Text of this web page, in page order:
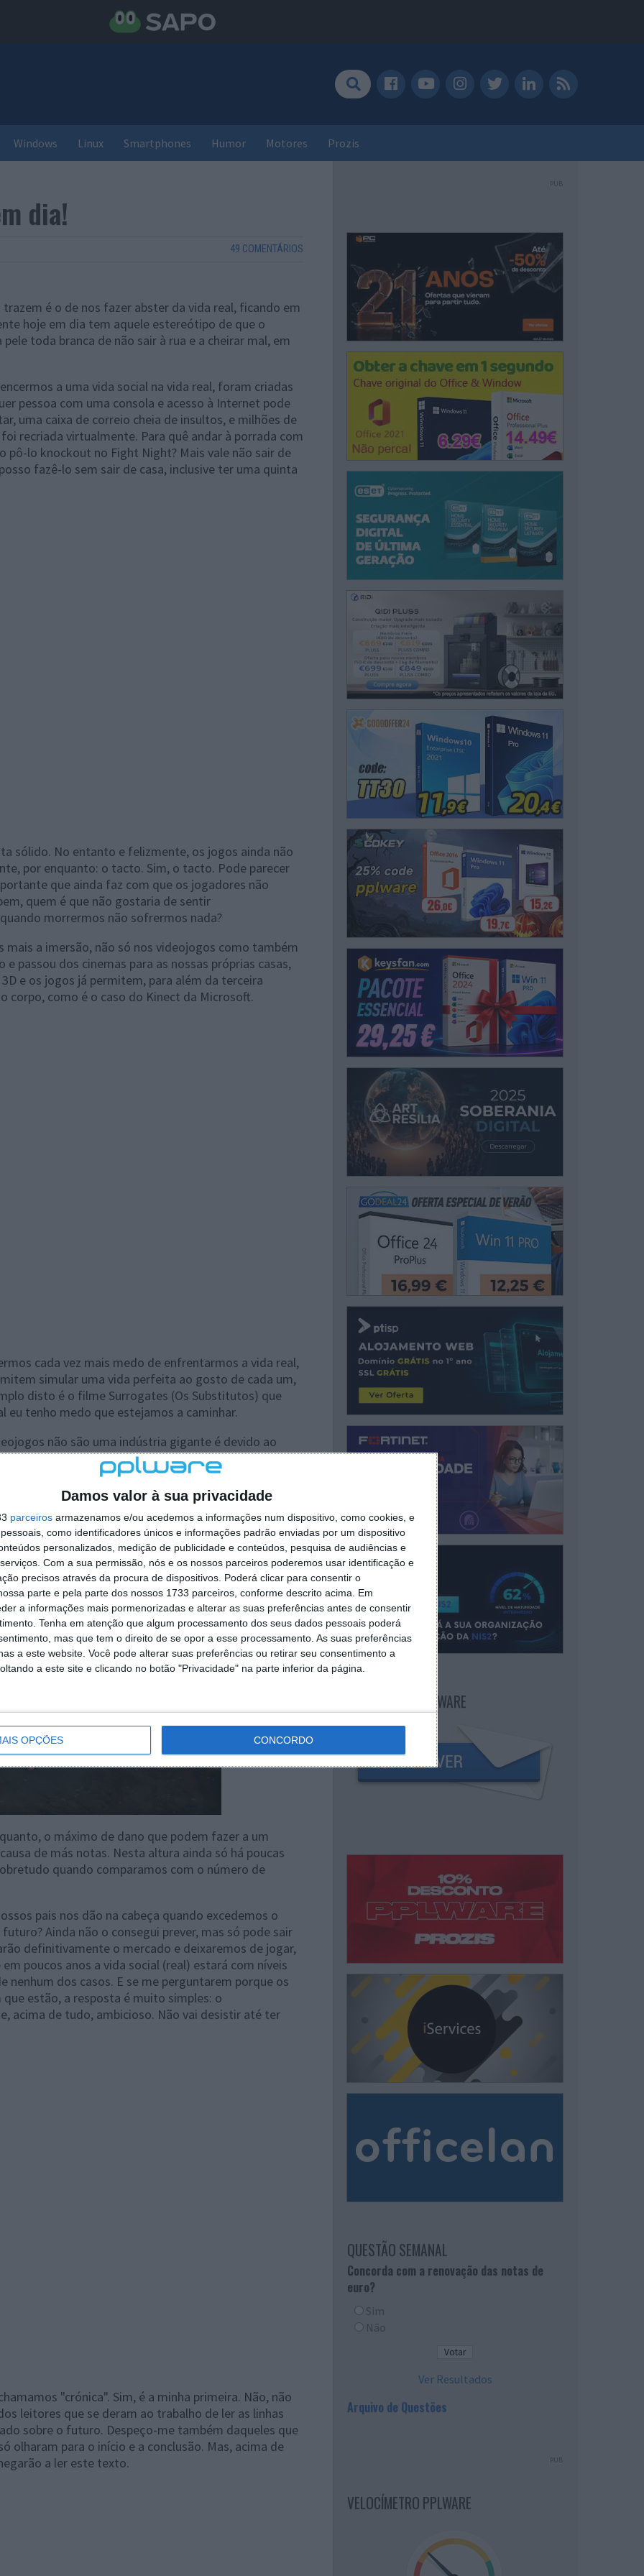
Damos valor à sua privacidade
parceiros armazenamos e/ou acedemos a informações num dispositivo, como cookies, e
como identificadores únicos e informações padrão enviadas por um dispositivo
personalizados, medição de publicidade e conteúdos, pesquisa de audiências e
Com a sua permissão, nós e os nossos parceiros poderemos usar identificação e
precisos através da procura de dispositivos. Poderá clicar para consentir o
parte e pela parte dos nossos 1733 parceiros, conforme descrito acima. Em
a informações mais pormenorizadas e alterar as suas preferências antes de consentir
Tenha em atenção que algum processamento dos seus dados pessoais poderá
mas que tem o direito de se opor a esse processamento. As suas preferências
a este website. Você pode alterar suas preferências ou retirar seu consentimento a
a este site e clicando no botão "Privacidade" na parte inferior da página.
OPÇÕES CONCORDO
Windows Linux Smartphones Humor Motores Prozis
dia!
49 COMENTÁRIOS
é o de nos fazer abster da vida real, ficando em
hoje em dia tem aquele estereótipo de que o
toda branca de não sair à rua e a cheirar mal, em
a uma vida social na vida real, foram criadas
pessoa com uma consola e acesso à Internet pode
uma caixa de correio cheia de insultos, e milhões de
recriada virtualmente. Para quê andar à porrada com
pô-lo knockout no Fight Night? Mais vale não sair de
fazê-lo sem sair de casa, inclusive ter uma quinta
sólido. No entanto e felizmente, os jogos ainda não
por enquanto: o tacto. Sim, o tacto. Pode parecer
que ainda faz com que os jogadores não
quem é que não gostaria de sentir
morrermos não sofrermos nada?
a imersão, não só nos videojogos como também
passou dos cinemas para as nossas próprias casas,
e os jogos já permitem, para além da terceira
corpo, como é o caso do Kinect da Microsoft.
cada vez mais medo de enfrentarmos a vida real,
simular uma vida perfeita ao gosto de cada um,
disto é o filme Surrogates (Os Substitutos) que
tenho medo que estejamos a caminhar.
não são uma indústria gigante é devido ao
tacto pode oferecer, como saltar de pára-quedas,
bem que tentam oferecer estas sensações, mas
deixaremos de ter razões para saltar de um
beijar alguém pois essa pessoa pode recusar, ou
Quando o conseguirem, o caso será grave.
o máximo de dano que podem fazer a um
de más notas. Nesta altura ainda só há poucas
quando comparamos com o número de
pais nos dão na cabeça quando excedemos o
Ainda não o consegui prever, mas só pode sair
definitivamente o mercado e deixaremos de jogar,
poucos anos a vida social (real) estará com níveis
dos casos. E se me perguntarem porque os
estão, a resposta é muito simples: o
acima de tudo, ambicioso. Não vai desistir até ter
"crónica". Sim, é a minha primeira. Não, não
leitores que se deram ao trabalho de ler as linhas
sobre o futuro. Despeço-me também daqueles que
olharam para o início e a conclusão. Mas, acima de
a ler este texto.
PUB
NEWSLETTER PPLWARE
QUESTÃO SEMANAL
Concorda com a renovação das notas de
euro?
Sim
Não
Ver Resultados
Arquivo de Questões
PUB
VELOCÍMETRO PPLWARE